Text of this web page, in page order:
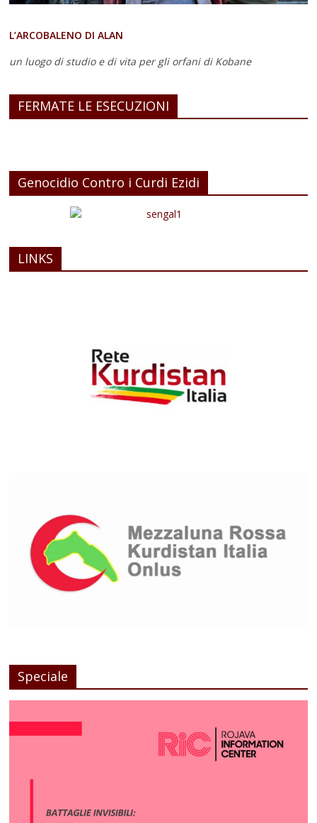
L’ARCOBALENO DI ALAN
un luogo di studio e di vita per gli orfani di Kobane
FERMATE LE ESECUZIONI
Genocidio Contro i Curdi Ezidi
LINKS
Speciale